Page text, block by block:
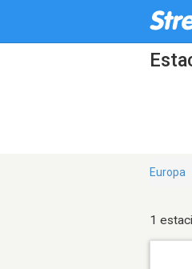
Europa
1